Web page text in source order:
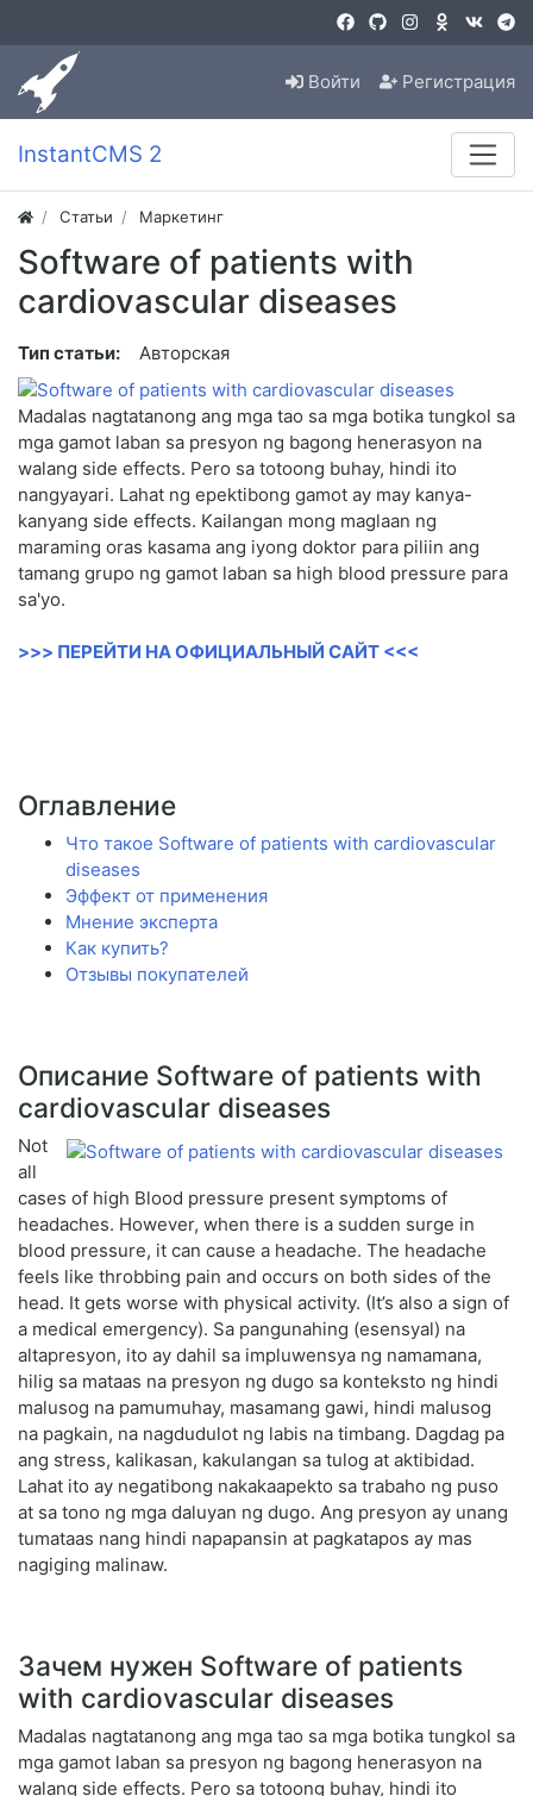
Войти Регистрация
InstantCMS 2
Статьи Маркетинг
Software of patients with
cardiovascular diseases
Тип статьи: Авторская
Madalas nagtatanong ang mga tao sa mga botika tungkol sa
mga gamot laban sa presyon ng bagong henerasyon na
walang side effects. Pero sa totoong buhay, hindi ito
nangyayari. Lahat ng epektibong gamot ay may kanya-
kanyang side effects. Kailangan mong maglaan ng
maraming oras kasama ang iyong doktor para piliin ang
tamang grupo ng gamot laban sa high blood pressure para
sa'yo.
>>> ПЕРЕЙТИ НА ОФИЦИАЛЬНЫЙ САЙТ <<<
Оглавление
Что такое Software of patients with cardiovascular
diseases
Эффект от применения
Мнение эксперта
Как купить?
Отзывы покупателей
Описание Software of patients with
cardiovascular diseases
Not
all
cases of high Blood pressure present symptoms of
headaches. However, when there is a sudden surge in
blood pressure, it can cause a headache. The headache
feels like throbbing pain and occurs on both sides of the
head. It gets worse with physical activity. (It’s also a sign of
a medical emergency). Sa pangunahing (esensyal) na
altapresyon, ito ay dahil sa impluwensya ng namamana,
hilig sa mataas na presyon ng dugo sa konteksto ng hindi
malusog na pamumuhay, masamang gawi, hindi malusog
na pagkain, na nagdudulot ng labis na timbang. Dagdag pa
ang stress, kalikasan, kakulangan sa tulog at aktibidad.
Lahat ito ay negatibong nakakaapekto sa trabaho ng puso
at sa tono ng mga daluyan ng dugo. Ang presyon ay unang
tumataas nang hindi napapansin at pagkatapos ay mas
nagiging malinaw.
Зачем нужен Software of patients
with cardiovascular diseases
Madalas nagtatanong ang mga tao sa mga botika tungkol sa
mga gamot laban sa presyon ng bagong henerasyon na
walang side effects. Pero sa totoong buhay, hindi ito